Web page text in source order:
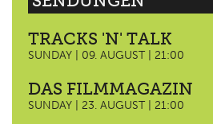
TRACKS 'N' TALK
SUNDAY | 09. AUGUST | 21:00
DAS FILMMAGAZIN
SUNDAY | 23. AUGUST | 21:00